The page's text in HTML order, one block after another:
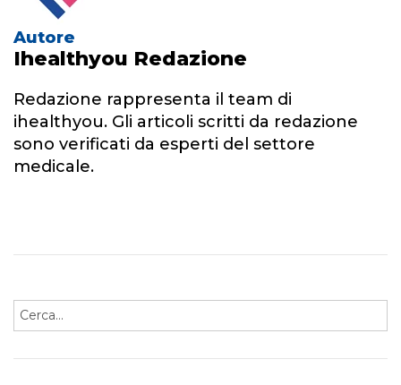
Autore
Ihealthyou Redazione
Redazione rappresenta il team di
ihealthyou. Gli articoli scritti da redazione
sono verificati da esperti del settore
medicale.